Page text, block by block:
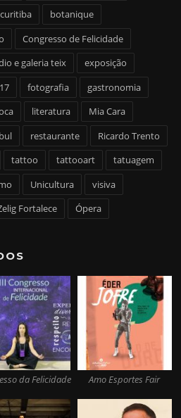
botanique
Congresso de Felicidade
e galeria teix
exposição
fotografia
gastronomia
literatura
Mia Cara
restaurante
Ricardo Trento
tattoo tattooart
tatuagem
Unicultura
visiva
Fortalece Ópera
da Felicidade Amo Esportes Fair